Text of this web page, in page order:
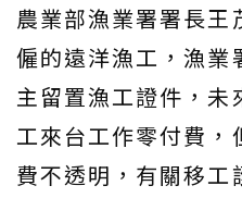
農業部漁業署署長
僱的遠洋漁工，漁業
主留置漁工證件，未
工來台工作零付費，
費不透明，有關移工